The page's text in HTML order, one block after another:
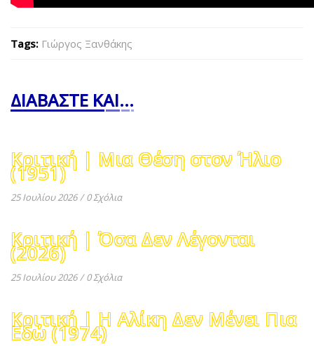
Tags: Γιώργος Ξανθάκης
ΔΙΑΒΑΣΤΕ ΚΑΙ...
Κριτική | Μια Θέση στον Ήλιο
(1951)
25 Ιουλίου 2026 / 0 Σχόλια
Κριτική | Όσα Δεν Λέγονται
(2026)
25 Ιουλίου 2026 / 0 Σχόλια
Κριτική | Η Αλίκη Δεν Μένει Πια
Εδώ (1974)